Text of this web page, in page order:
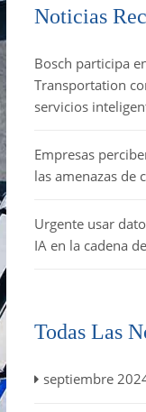
Noticias
Bosch participa
Transportation
servicios
Empresas
las amenazas de
Urgente usar
IA en la cadena
Todas Las
septiembre